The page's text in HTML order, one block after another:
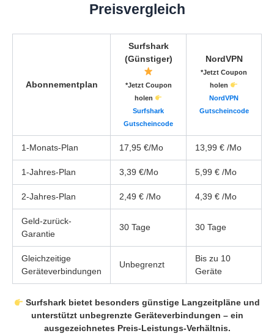
Preisvergleich
Abonnementplan
Surfshark
(Günstiger)
*Jetzt Coupon
holen
Surfshark
Gutscheincode
NordVPN
*Jetzt Coupon
holen
NordVPN
Gutscheincode
1-Monats-Plan 17,95 €/Mo 13,99 € /Mo
1-Jahres-Plan 3,39 €/Mo 5,99 € /Mo
2-Jahres-Plan 2,49 € /Mo 4,39 € /Mo
Geld-zurück-
Garantie
30 Tage 30 Tage
Gleichzeitige
Geräteverbindungen
Unbegrenzt
Bis zu 10
Geräte
Surfshark bietet besonders günstige Langzeitpläne und
unterstützt unbegrenzte Geräteverbindungen – ein
ausgezeichnetes Preis-Leistungs-Verhältnis.